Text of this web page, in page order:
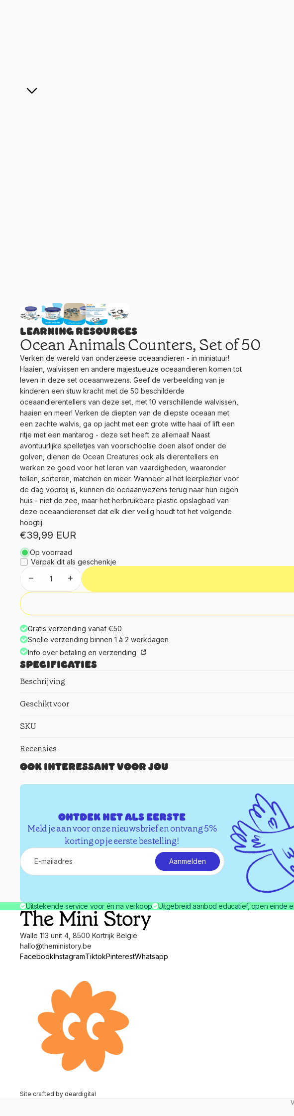
Learning Resources
Ocean Animals Counters, Set of 50
Verken de wereld van onderzeese oceaandieren - in miniatuur!
Haaien, walvissen en andere majestueuze oceaandieren komen tot
leven in deze set oceaanwezens. Geef de verbeelding van je
kinderen een stuw kracht met de 50 beschilderde
oceaandierentellers van deze set, met 10 verschillende walvissen,
haaien en meer! Verken de diepten van de diepste oceaan met
een zachte walvis, ga op jacht met een grote witte haai of lift een
ritje met een mantarog - deze set heeft ze allemaal! Naast
avontuurlijke spelletjes van voorschoolse doen alsof onder de
golven, dienen de Ocean Creatures ook als dierentellers en
werken ze goed voor het leren van vaardigheden, waaronder
tellen, sorteren, matchen en meer. Wanneer al het leerplezier voor
de dag voorbij is, kunnen de oceaanwezens terug naar hun eigen
huis - niet de zee, maar het herbruikbare plastic opslagbad van
deze oceaandierenset dat elk dier veilig houdt tot het volgende
hoogtij.
€39,99 EUR
Op voorraad
Verpak dit als geschenkje
Aantal verlagenAantal verhogen
Gratis verzending vanaf €50
Snelle verzending binnen 1 à 2 werkdagen
Info over betaling en verzending
Specificaties
Beschrijving
Geschikt voor
SKU
Recensies
Ook interessant voor jou
Ontdek het als eerste
Meld je aan voor onze nieuwsbrief en ontvang 5%
korting op je eerste bestelling!
E-mail
Aanmelden
Uitstekende service voor én na verkoop Uitgebreid aanbod educatief, open einde
Walle 113 unit 4, 8500 Kortrijk België
hallo@theministory.be
FacebookInstagramTiktokPinterestWhatsapp
Site crafted by deardigital